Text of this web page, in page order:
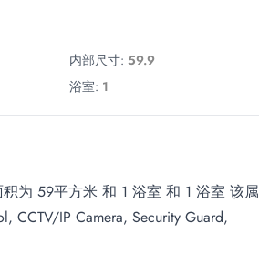
内部尺寸: 59.9
浴室: 1
为 59平方米 和 1 浴室 和 1 浴室 该属
CCTV/IP Camera, Security Guard,